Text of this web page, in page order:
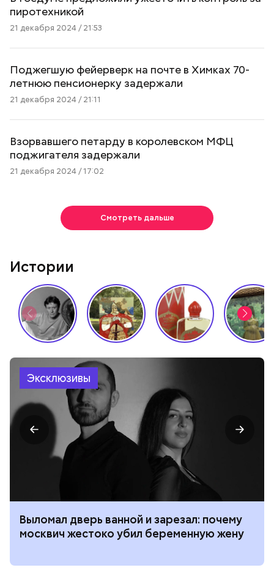
пиротехникой
21 декабря 2024 / 21:53
Поджегшую фейерверк на почте в Химках 70-
летнюю пенсионерку задержали
21 декабря 2024 / 21:11
Взорвавшего петарду в королевском МФЦ
поджигателя задержали
21 декабря 2024 / 17:02
Смотреть дальше
Истории
Эксклюзивы
Выломал дверь ванной и зарезал: почему
москвич жестоко убил беременную жену